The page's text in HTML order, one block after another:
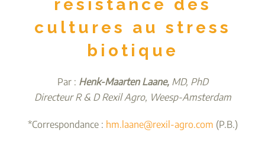
résistance des
cultures au stress
biotique
Par : Henk-Maarten Laane, MD, PhD
Directeur R & D Rexil Agro, Weesp-Amsterdam
*Correspondance : hm.laane@rexil-agro.com (P.B.)